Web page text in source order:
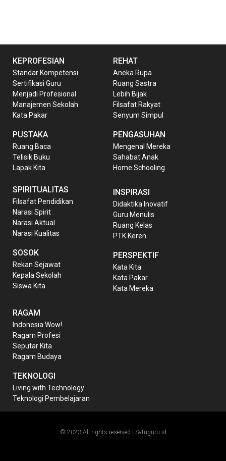
KEPROFESIAN
Standar Kompetensi
Sertifikasi Guru
Menjadi Profesional
Manajemen Sekolah
Kata Pakar
PUSTAKA
Ruang Baca
Telisik Buku
Lapak Kita
REHAT
Aneka Rupa
Ruang Sastra
Lebih Bijak
Filsafat Rakyat
Senyum Simpul
PENGASUHAN
Mengenal Mereka
Sahabat Anak
Home Schooling
SPIRITUALITAS
Filsafat Pendidikan
Narasi Spirit
Narasi Aktual
Narasi Kualitas
SOSOK
Rekan Sejawat
Kepala Sekolah
Siswa Kita
INSPIRASI
Didaktika Inovatif
Guru Menulis
Ruang Kelas
PTK Keren
PERSPEKTIF
Kata Kita
Kata Pakar
Kata Mereka
RAGAM
Indonesia Wow!
Ragam Profesi
Seputar Kita
Ragam Budaya
TEKNOLOGI
Living with Technology
Teknologi Pembelajaran
© 2023 All rights reserved | Satuguru.id